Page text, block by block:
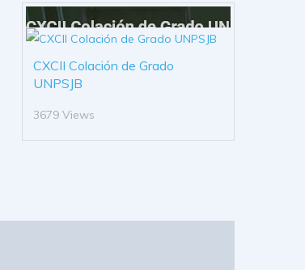
CXCII Colación de Grado
UNPSJB
3679 Views